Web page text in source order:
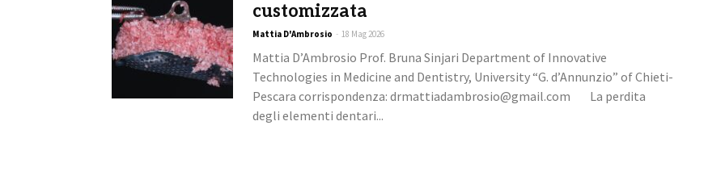
customizzata
Mattia D'Ambrosio - 18 Mag 2026
Mattia D’Ambrosio Prof. Bruna Sinjari Department of Innovative
Technologies in Medicine and Dentistry, University “G. d’Annunzio” of Chieti-
Pescara corrispondenza: drmattiadambrosio@gmail.com La perdita
degli elementi dentari...